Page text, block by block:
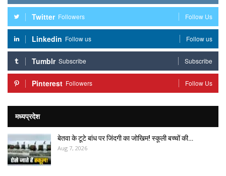
Twitter Followers Follow Us
Linkedin Follow us Follow us
Tumblr Subscribe Subscribe
Pinterest Followers Follow Us
मध्यप्रदेश
बेतवा के टूटे बांध पर जिंदगी का जोखिम! स्कूली बच्चों की…
Aug 7, 2026